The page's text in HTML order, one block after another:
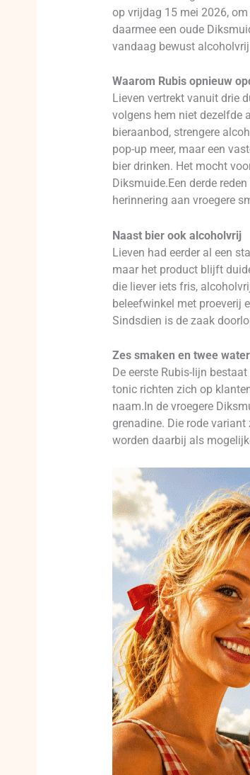
op vrijdag 15 mei 2026,
daarmee een oude
vandaag bewust
Waarom Rubis opnieuw
Lieven vertrekt vanuit drie
volgens hem niet dezelfde
bieraanbod, strengere
pop-up meer, maar een
bier drinken. Het mocht
Diksmuide.Een derde
herinnering aan vroegere
Naast bier ook alcoholvrij
Lieven had eerder al een
maar het product blijft
die liever iets fris,
beleefwinkel met proeverij
Sindsdien is de zaak
Zes smaken en twee
De eerste Rubis-lijn
tonic richten zich op
naam.In de vroegere
grenadine. Die rode
worden daarbij als